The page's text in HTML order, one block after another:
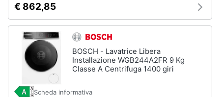
€ 862,85
BOSCH - Lavatrice Libera
Installazione WGB244A2FR 9 Kg
Classe A Centrifuga 1400 giri
Scheda informativa